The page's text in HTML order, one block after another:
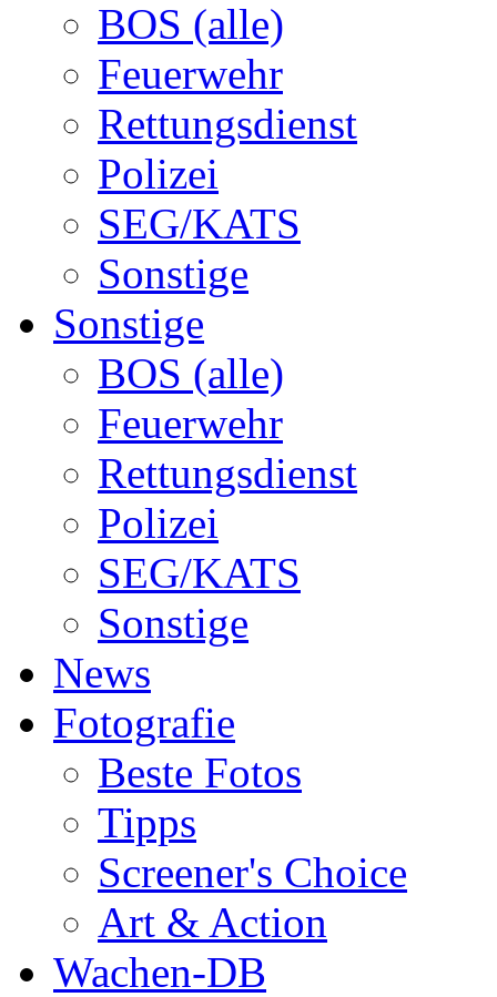
BOS (alle)
Feuerwehr
Rettungsdienst
Polizei
SEG/KATS
Sonstige
Sonstige
BOS (alle)
Feuerwehr
Rettungsdienst
Polizei
SEG/KATS
Sonstige
News
Fotografie
Beste Fotos
Tipps
Screener's Choice
Art & Action
Wachen-DB